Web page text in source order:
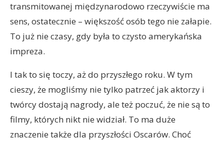
transmitowanej międzynarodowo rzeczywiście ma
sens, ostatecznie – większość osób tego nie załapie.
To już nie czasy, gdy była to czysto amerykańska
impreza.
I tak to się toczy, aż do przyszłego roku. W tym
cieszy, że mogliśmy nie tylko patrzeć jak aktorzy i
twórcy dostają nagrody, ale też poczuć, że nie są to
filmy, których nikt nie widział. To ma duże
znaczenie także dla przyszłości Oscarów. Choć